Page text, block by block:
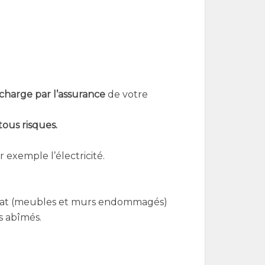
par l’assurance de votre
risques.
l’électricité.
(meubles et murs endommagés)
abîmés.